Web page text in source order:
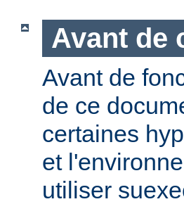
Avant de
Avant de
de ce
certaines
et
utiliser